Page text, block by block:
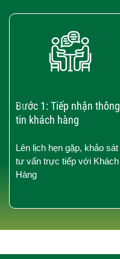
Bước 1: Tiếp nhận thông
tin khách hàng
Lên lịch hẹn gặp, khảo sát
tư vấn trực tiếp với Khách
Hàng
‹